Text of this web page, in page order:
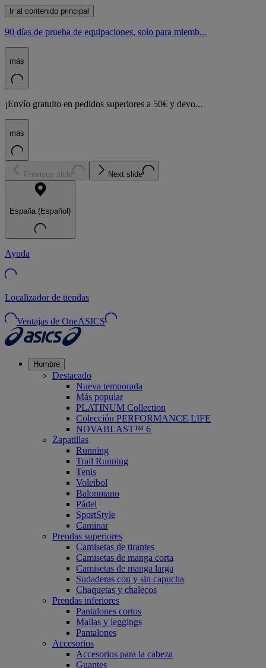
Ir al contenido principal
90 días de prueba de equipaciones, solo para miemb...
más
¡Envío gratuito en pedidos superiores a 50€ y devo...
más
Previous slide Next slide
España (Español)
Ayuda
Localizador de tiendas
Ventajas de OneASICS
Hombre
Destacado
Nueva temporada
Más popular
PLATINUM Collection
Colección PERFORMANCE LIFE
NOVABLAST™ 6
Zapatillas
Running
Trail Running
Tenis
Voleibol
Balonmano
Pádel
SportStyle
Caminar
Prendas superiores
Camisetas de tirantes
Camisetas de manga corta
Camisetas de manga larga
Sudaderas con y sin capucha
Chaquetas y chalecos
Prendas inferiores
Pantalones cortos
Mallas y leggings
Pantalones
Accesorios
Accesorios para la cabeza
Guantes